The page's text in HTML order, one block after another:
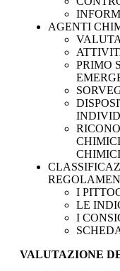
AGENTI
PRIMO
CHIMICI
I
LE
I
VALUTAZIONE